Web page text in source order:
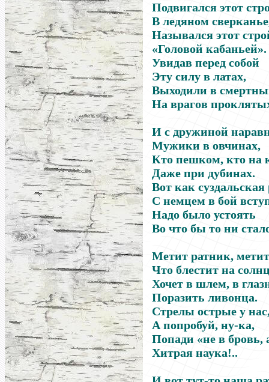
Подвигался этот
В ледяном
Назывался этот
«Головой кабаньей».
Увидав перед собой
Эту силу в латах,
Выходили в
На врагов
И с дружиной
Мужики в овчинах,
Кто пешком, кто на
Даже при дубинах.
Вот как суздальская
С немцем в бой
Надо было устоять
Во что бы то ни
Метит ратник,
Что блестит на
Хочет в шлем, в
Поразить ливонца.
Стрелы острые у
А попробуй, ну-ка,
Попади «не в бровь,
Хитрая наука!..